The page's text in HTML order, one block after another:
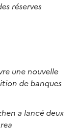
réserves
une nouvelle
de banques
a lancé deux